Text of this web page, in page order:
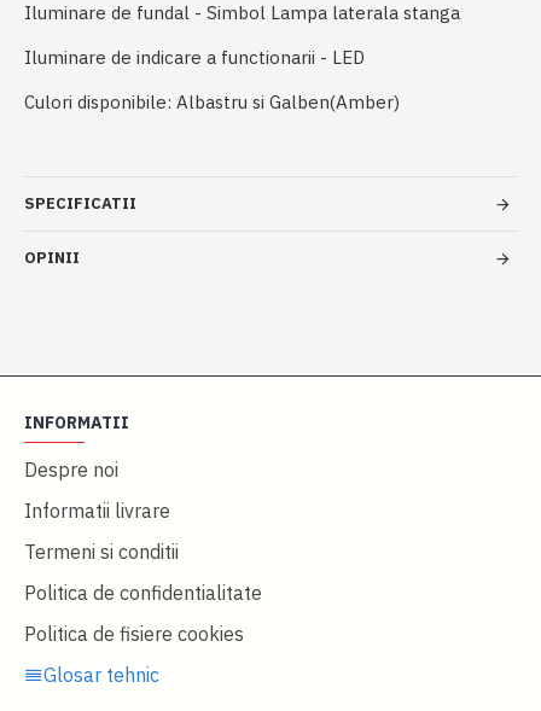
Iluminare de fundal - Simbol Lampa laterala stanga
Iluminare de indicare a functionarii - LED
Culori disponibile: Albastru si Galben(Amber)
SPECIFICATII
OPINII
INFORMATII
Despre noi
Informatii livrare
Termeni si conditii
Politica de confidentialitate
Politica de fisiere cookies
Glosar tehnic